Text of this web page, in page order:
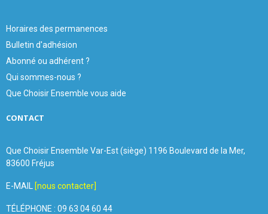
Horaires des permanences
Bulletin d'adhésion
Abonné ou adhérent ?
Qui sommes-nous ?
Que Choisir Ensemble vous aide
CONTACT
Que Choisir Ensemble Var-Est (siège) 1196 Boulevard de la Mer,
83600 Fréjus
E-MAIL [nous contacter]
TÉLÉPHONE : 09 63 04 60 44